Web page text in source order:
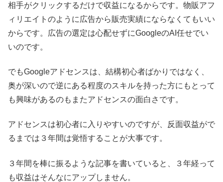
相手がクリックするだけで収益になるからです。物販アフ
ィリエイトのように広告から販売実績にならなくてもいい
からです。広告の選定は心配せずにGoogleのAI任せでい
いのです。
でもGoogleアドセンスは、結構初心者ばかりではなく、
奥が深いので逆にある程度のスキルを持った方にもとって
も興味があるのもまたアドセンスの面白さです。
アドセンスは初心者に入りやすいのですが、反面収益がで
るまでは３年間は覚悟することが大事です。
３年間を棒に振るような記事を書いていると、３年経って
も収益はそんなにアップしません。